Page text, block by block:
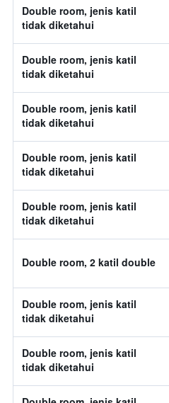
Double room, jenis katil
tidak diketahui
Double room, jenis katil
tidak diketahui
Double room, jenis katil
tidak diketahui
Double room, jenis katil
tidak diketahui
Double room, jenis katil
tidak diketahui
Double room, 2 katil double
Double room, jenis katil
tidak diketahui
Double room, jenis katil
tidak diketahui